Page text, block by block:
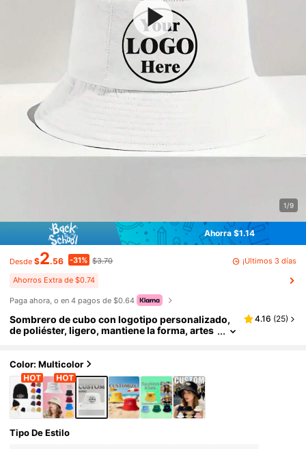
1/9
Ahorra $1.14
Desde $2.56 -31% $3.70 ¡Últimos 3 días
Ahorros Extra de $0.74
Paga ahora, o en 4 pagos de $0.64
Sombrero de cubo con logotipo personalizado,
de poliéster, ligero, mantiene la forma, artes
e libre, uso diario, todas las estaciones, regalo p
ara el Día de San Valentín, Acción de Gracias, Añ
o Nuevo, regalo personalizado
4.16 (25)
Color: Multicolor
Tipo De Estilo